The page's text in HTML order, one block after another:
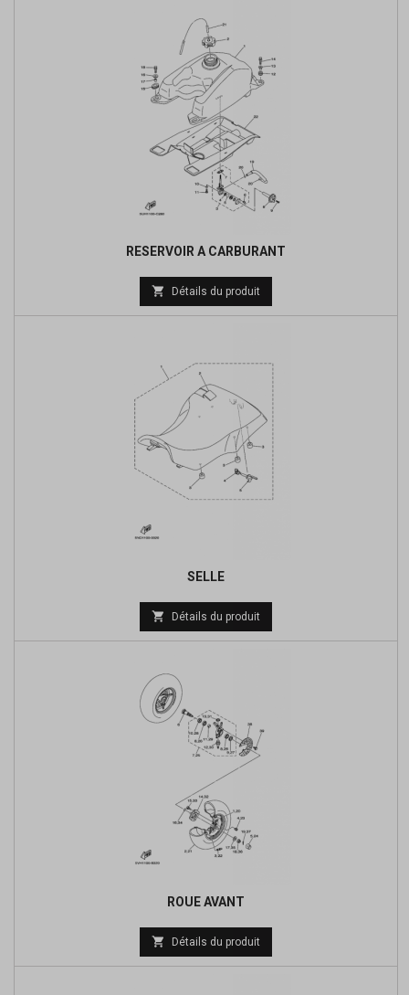
RESERVOIR A CARBURANT
Prix
de
 Détails du produit
SELLE
Prix
de
 Détails du produit
ROUE AVANT
 Détails du produit